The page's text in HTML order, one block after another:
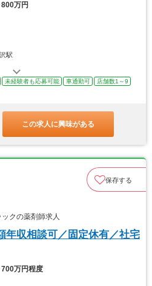
800万円
駅
未経験者も応募可能 車通勤可
店舗数1～9
この求人に興味がある
保存する
クの薬剤師求人
年収相談可／固定休有／社宅
700万円程度